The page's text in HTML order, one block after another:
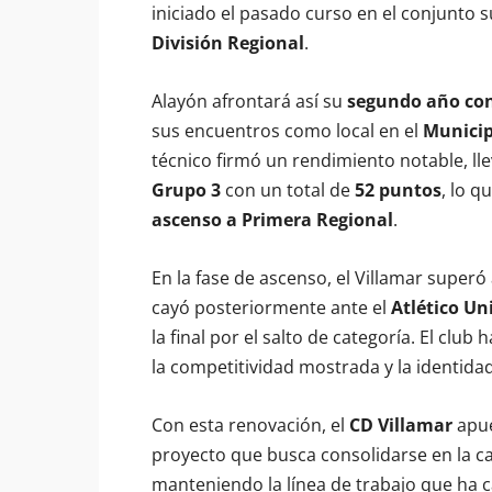
iniciado el pasado curso en el conjunto
División Regional.
Alayón afrontará así su segundo año
sus encuentros como local en el
técnico firmó un rendimiento notable,
Grupo 3 con un total de52 puntos, lo
ascenso a Primera Regional.
En la fase de ascenso, el Villamar
cayó posteriormente ante el Atlético
la final por el salto de categoría. El club
la competitividad mostrada y la
Con esta renovación, el CD Villamar
proyecto que busca consolidarse en la
manteniendo la línea de trabajo que ha